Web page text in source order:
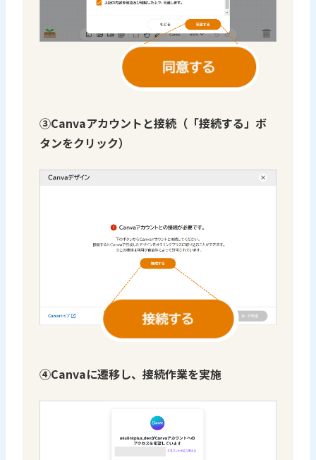
③Canvaアカウントと接続（「接続する」ボ
タンをクリック）
④Canvaに遷移し、接続作業を実施